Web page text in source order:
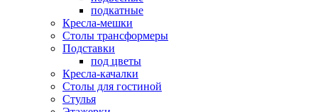
подкатные
Кресла-мешки
Столы трансформеры
Подставки
под цветы
Кресла-качалки
Столы для гостиной
Стулья